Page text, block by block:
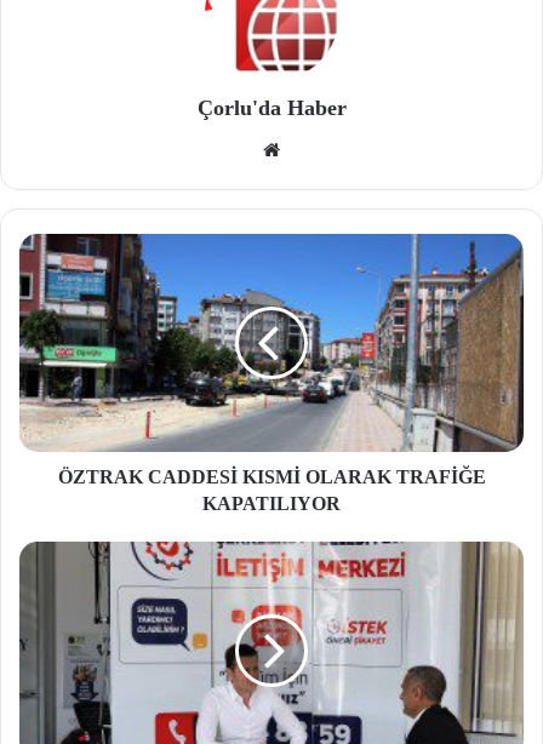
Çorlu'da Haber
site
si
ÖZTRAK CADDESİ KISMİ OLARAK TRAFİĞE
KAPATILIYOR